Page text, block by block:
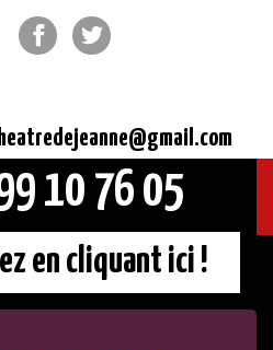
FacebookTwitter
10 76 05
en cliquant ici !